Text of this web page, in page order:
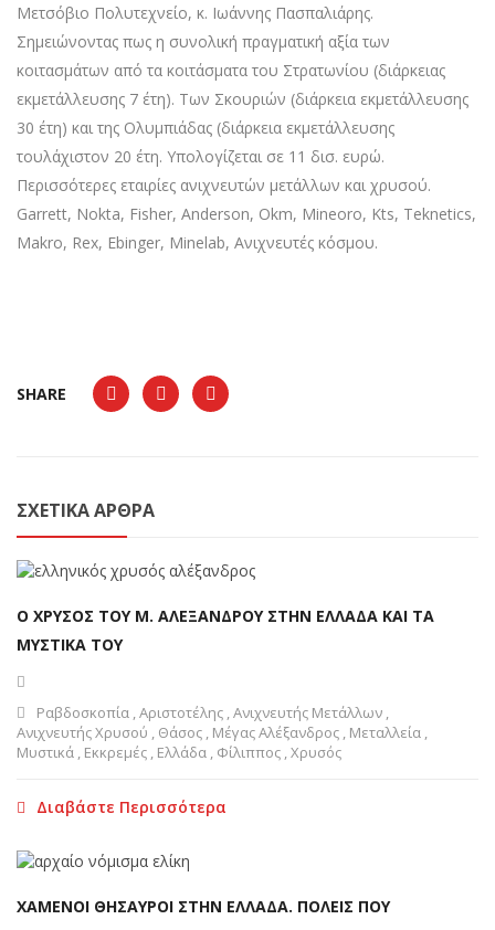
Μετσόβιο Πολυτεχνείο, κ. Ιωάννης Πασπαλιάρης.
Σημειώνοντας πως η συνολική πραγματική αξία των
κοιτασμάτων από τα κοιτάσματα του Στρατωνίου (διάρκειας
εκμετάλλευσης 7 έτη). Των Σκουριών (διάρκεια εκμετάλλευσης
30 έτη) και της Ολυμπιάδας (διάρκεια εκμετάλλευσης
τουλάχιστον 20 έτη. Υπολογίζεται σε 11 δισ. ευρώ.
Περισσότερες εταιρίες ανιχνευτών μετάλλων και χρυσού.
Garrett, Nokta, Fisher, Anderson, Okm, Mineoro, Kts, Teknetics,
Makro, Rex, Ebinger, Minelab, Ανιχνευτές κόσμου.
SHARE
ΣΧΕΤΙΚΆ ΆΡΘΡΑ
Ο ΧΡΥΣΟΣ ΤΟΥ Μ. ΑΛΕΞΑΝΔΡΟΥ ΣΤΗΝ ΕΛΛΑΔΑ ΚΑΙ ΤΑ
ΜΥΣΤΙΚΑ ΤΟΥ
Ραβδοσκοπία ,Αριστοτέλης ,Ανιχνευτής Μετάλλων ,
Ανιχνευτής Χρυσού , Θάσος , Μέγας Αλέξανδρος , Μεταλλεία ,
Μυστικά , Εκκρεμές , Ελλάδα , Φίλιππος ,Χρυσός
Διαβάστε Περισσότερα
ΧΑΜΕΝΟΙ ΘΗΣΑΥΡΟΙ ΣΤΗΝ ΕΛΛΑΔΑ. ΠΟΛΕΙΣ ΠΟΥ